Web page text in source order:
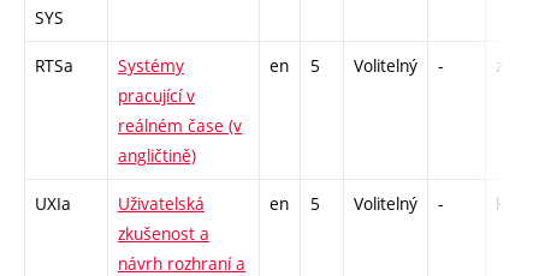
SYS
RTSa
Systémy
pracující v
reálném čase (v
angličtině)
en 5 Volitelný - zk
UXIa
Uživatelská
zkušenost a
návrh rozhraní a
en 5 Volitelný - kl